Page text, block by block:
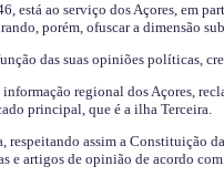
está ao serviço dos Açores, em
porém, ofuscar a dimensão
das suas opiniões políticas,
regional dos Açores,
principal, que é a ilha Terceira.
respeitando assim a Constituição
e artigos de opinião de acordo